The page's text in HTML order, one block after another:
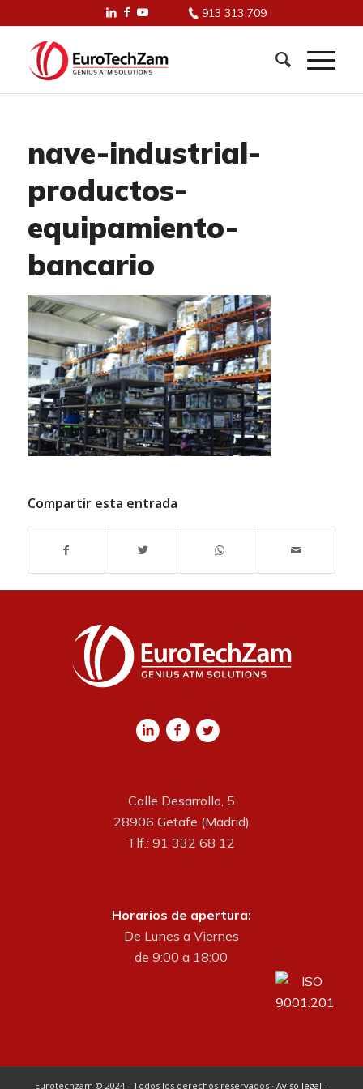
913 313 709
nave-industrial-
productos-
equipamiento-
bancario
Compartir esta entrada
Calle Desarrollo, 5
28906 Getafe (Madrid)
Tlf.: 91 332 68 12
Horarios de apertura:
De Lunes a Viernes
de 9:00 a 18:00
Eurotechzam © 2024 - Todos los derechos reservados ·Aviso legal -